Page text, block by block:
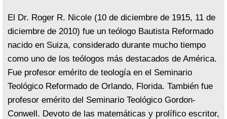
El Dr. Roger R. Nicole (10 de diciembre de 1915, 11 de
diciembre de 2010) fue un teólogo Bautista Reformado
nacido en Suiza, considerado durante mucho tiempo
como uno de los teólogos más destacados de América.
Fue profesor emérito de teología en el Seminario
Teológico Reformado de Orlando, Florida. También fue
profesor emérito del Seminario Teológico Gordon-
Conwell. Devoto de las matemáticas y prolífico escritor,